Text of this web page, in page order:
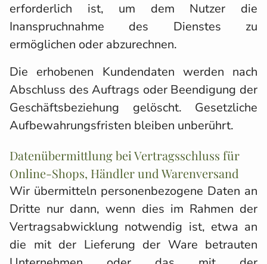
erforderlich ist, um dem Nutzer die
Inanspruchnahme des Dienstes zu
ermöglichen oder abzurechnen.
Die erhobenen Kundendaten werden nach
Abschluss des Auftrags oder Beendigung der
Geschäftsbeziehung gelöscht. Gesetzliche
Aufbewahrungsfristen bleiben unberührt.
Datenübermittlung bei Vertragsschluss für
Online-Shops, Händler und Warenversand
Wir übermitteln personenbezogene Daten an
Dritte nur dann, wenn dies im Rahmen der
Vertragsabwicklung notwendig ist, etwa an
die mit der Lieferung der Ware betrauten